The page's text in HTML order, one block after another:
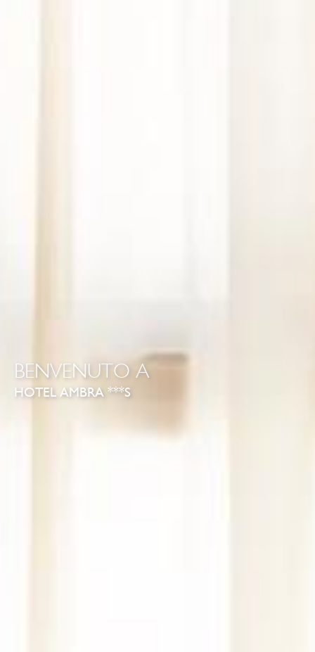
BENVENUTO A
HOTEL AMBRA ***S